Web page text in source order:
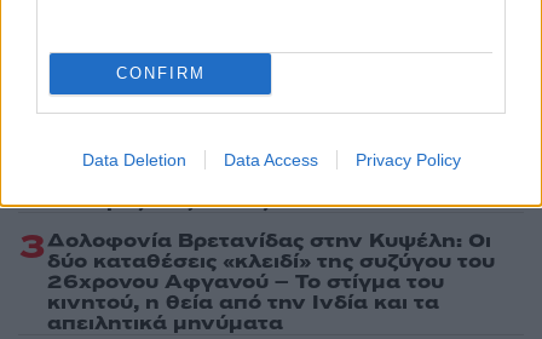
CONFIRM
Data Deletion Data Access Privacy Policy
Συγκίνηση στο τελευταίο αντίο στον Λάκη
Χαλκιά: Με την «Φάμπρικα», λαούτο και
κλαρίνα αποχαιρέτησαν την εμβληματική
φωνή της μεταπολίτευσης
Ο Κώστας Σαμαράς δημοσίευσε μία παιδική
αδελφής του, Λένας
3Δολοφονία Βρετανίδας στην Κυψέλη: Οι
δύο καταθέσεις «κλειδί» της συζύγου του
26χρονου Αφγανού – Το στίγμα του
κινητού, η θεία από την Ινδία και τα
απειλητικά μηνύματα